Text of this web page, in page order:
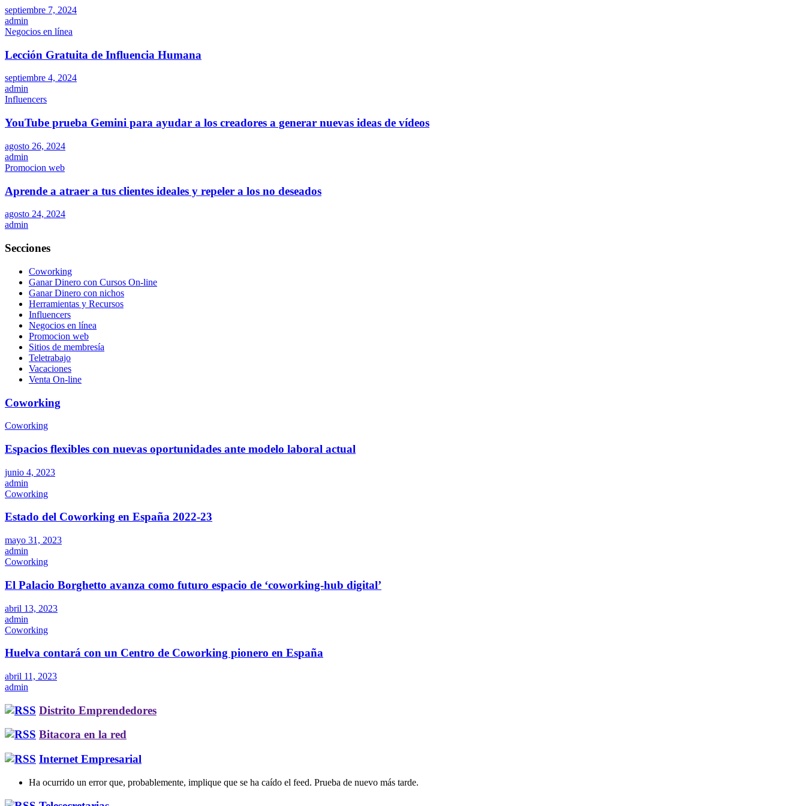
septiembre 7, 2024
admin
Negocios en línea
Lección Gratuita de Influencia Humana
septiembre 4, 2024
admin
Influencers
YouTube prueba Gemini para ayudar a los creadores a generar nuevas ideas de vídeos
agosto 26, 2024
admin
Promocion web
Aprende a atraer a tus clientes ideales y repeler a los no deseados
agosto 24, 2024
admin
Secciones
Coworking
Ganar Dinero con Cursos On-line
Ganar Dinero con nichos
Herramientas y Recursos
Influencers
Negocios en línea
Promocion web
Sitios de membresía
Teletrabajo
Vacaciones
Venta On-line
Coworking
Coworking
Espacios flexibles con nuevas oportunidades ante modelo laboral actual
junio 4, 2023
admin
Coworking
Estado del Coworking en España 2022-23
mayo 31, 2023
admin
Coworking
El Palacio Borghetto avanza como futuro espacio de ‘coworking-hub digital’
abril 13, 2023
admin
Coworking
Huelva contará con un Centro de Coworking pionero en España
abril 11, 2023
admin
Distrito Emprendedores
Bitacora en la red
Internet Empresarial
Ha ocurrido un error que, probablemente, implique que se ha caído el feed. Prueba de nuevo más tarde.